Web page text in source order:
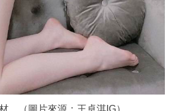
。（圖片來源：王卓淇IG）